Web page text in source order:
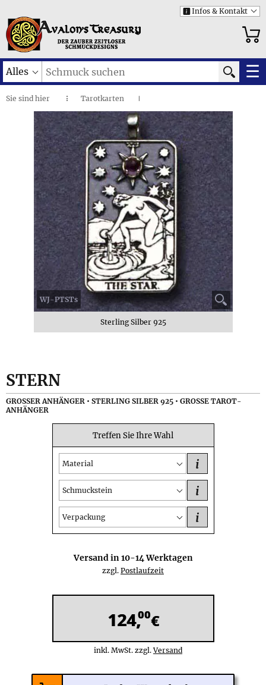
i Infos & Kontakt
Alles ☰
Sie sind hier ◌ Tarotkarten I
Stern • Großer Anhänger
WJ-PTSTs
Sterling Silber 925
STERN
GROSSER ANHÄNGER • STERLING SILBER 925 • GROSSE TAROT-AN
HÄNGER
Treffen Sie Ihre Wahl
Material i
Schmuckstein i
Verpackung i
Versand in10-14Werktagen
zzgl. Postlaufzeit
124,00€
inkl. MwSt. zzgl.Versand